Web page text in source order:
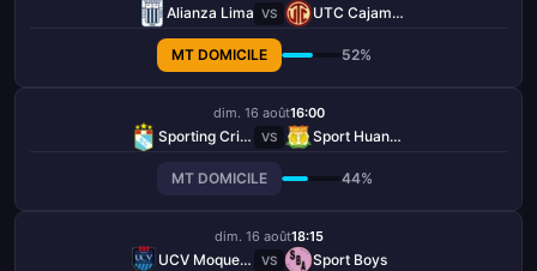
Alianza Lima VS UTC Cajamarca
MT DOMICILE 52%
dim. 16 août16:00
Sporting Cristal VS Sport Huancayo
MT DOMICILE 44%
dim. 16 août18:15
UCV Moquegua VS Sport Boys